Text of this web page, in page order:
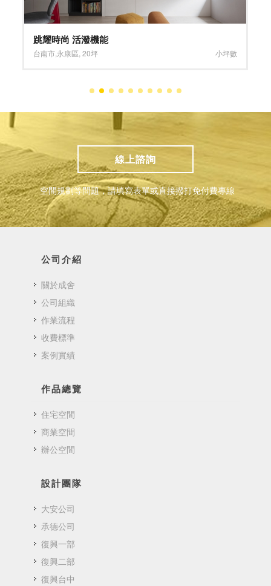
跳耀時尚 活潑機能
台南市 永康區 ,20坪 小坪數
線上諮詢
空間規劃等問題，請填寫表單或直接撥打免付費專線
公司介紹
關於成舍
公司組織
作業流程
收費標準
案例實績
作品總覽
住宅空間
商業空間
辦公空間
設計團隊
大安公司
承德公司
復興一部
復興二部
復興台中